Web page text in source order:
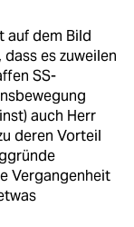
auf dem Bild
es zuweilen
SS-
auch Herr
deren Vorteil
Vergangenheit